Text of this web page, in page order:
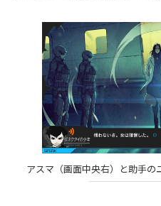
アスマ（画面中央右）と助手の